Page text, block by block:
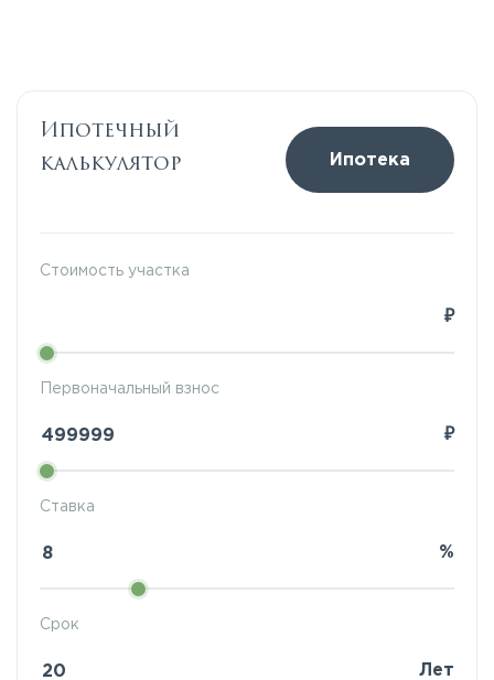
Ипотечный
калькулятор
Ипотека
Стоимость участка
₽
Ставка
%
Первоначальный взнос
₽
Срок
Лет